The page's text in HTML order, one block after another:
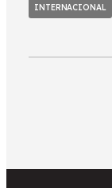
INTERNACIONAL